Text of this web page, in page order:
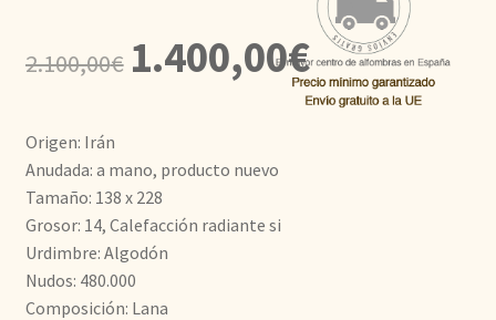
2.100,00€
El
precio
era:
2.100,00€.
1.400,00€El
precio
Origen: Irán
Anudada: a mano, producto nuevo
Tamaño: 138 x 228
Grosor: 14, Calefacción radiante si
Urdimbre: Algodón
Nudos: 480.000
Composición: Lana